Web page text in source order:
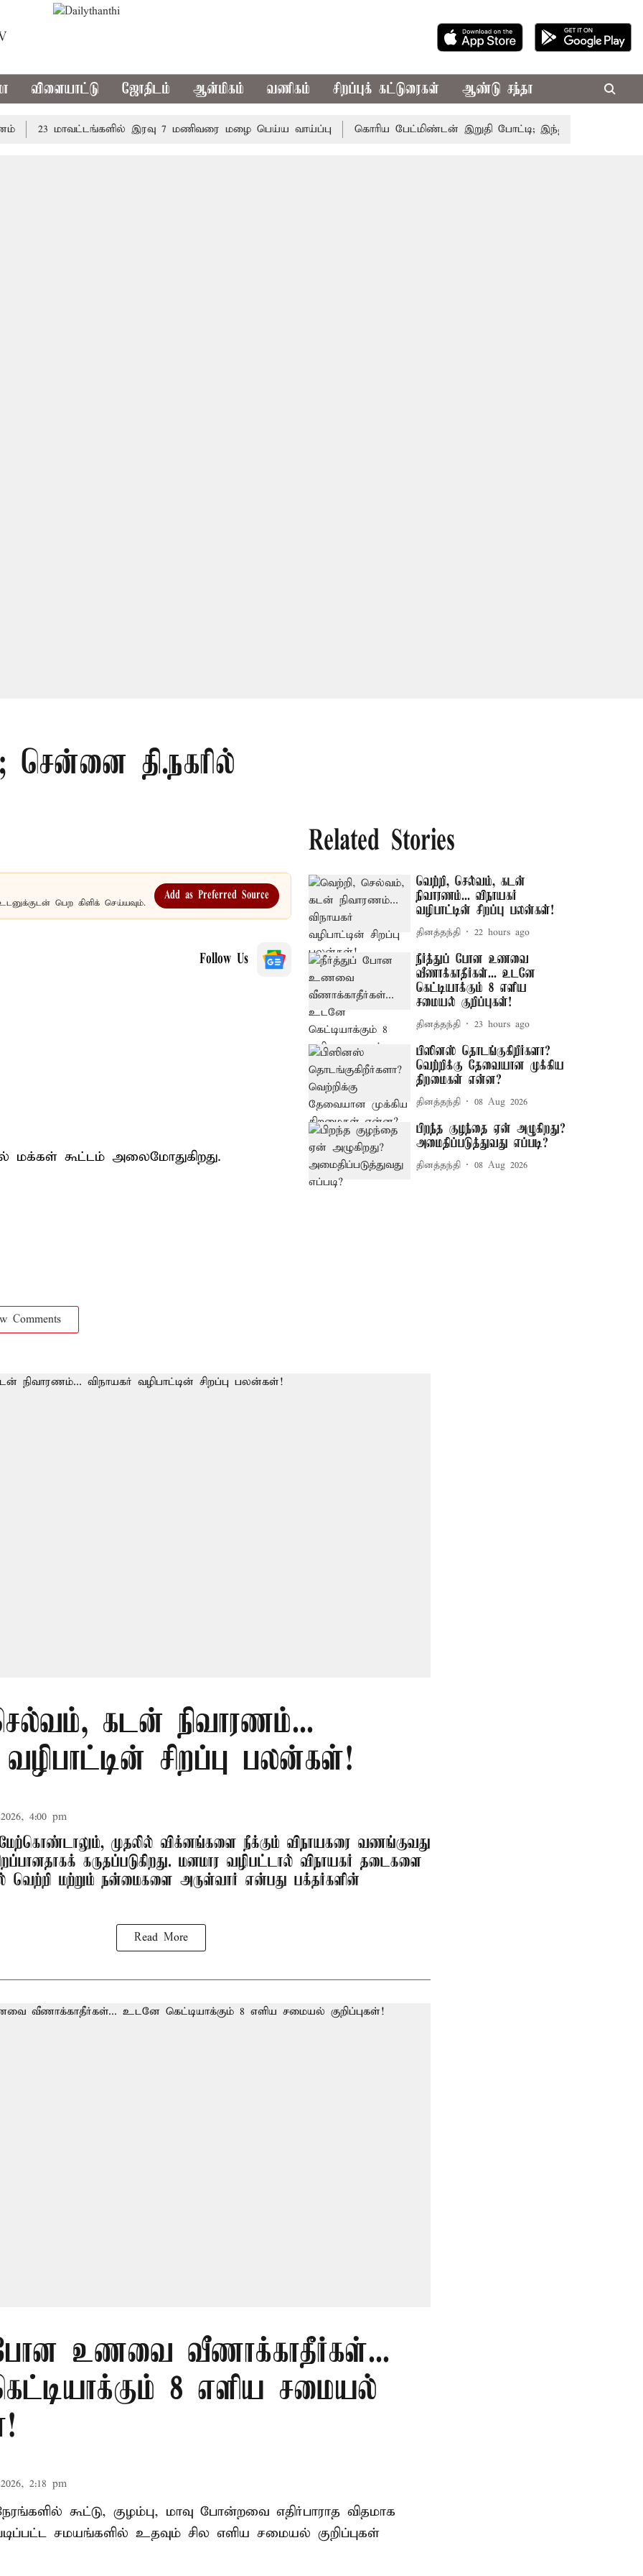
விளையாட்டு ஜோதிடம் ஆன்மிகம் வணிகம் சிறப்புக் கட்டுரைகள் ஆண்டு சந்தா
23 மாவட்டங்களில் இரவு 7 மணிவரை மழை பெய்ய வாய்ப்பு கொரிய பேட்மிண்டன் இறுதி போட்டி; இந்திய வீராங்கனை
சென்னை தி.நகரில்
பெற கிளிக் செய்யவும்.
Add as Preferred Source
Follow Us
மக்கள் கூட்டம் அலைமோதுகிறது.
Comments
Related Stories
வெற்றி, செல்வம், கடன்
நிவாரணம்... விநாயகர்
வழிபாட்டின் சிறப்பு பலன்கள்!
தினத்தந்தி 22 hours ago
நீர்த்துப் போன உணவை
வீணாக்காதீர்கள்... உடனே
கெட்டியாக்கும் 8 எளிய
சமையல் குறிப்புகள்!
தினத்தந்தி 23 hours ago
பிஸினஸ் தொடங்குகிறீர்களா?
வெற்றிக்கு தேவையான முக்கிய
திறமைகள் என்ன?
தினத்தந்தி 08 Aug 2026
பிறந்த குழந்தை ஏன் அழுகிறது?
அமைதிப்படுத்துவது எப்படி?
தினத்தந்தி 08 Aug 2026
கடன் நிவாரணம்...
வழிபாட்டின் சிறப்பு பலன்கள்!
4:00 pm
முதலில் விக்னங்களை நீக்கும் விநாயகரை வணங்குவது
கருதப்படுகிறது. மனமார வழிபட்டால் விநாயகர் தடைகளை
வெற்றி மற்றும் நன்மைகளை அருள்வார் என்பது பக்தர்களின்
Read More
போன உணவை வீணாக்காதீர்கள்...
8 எளிய சமையல்
2:18 pm
கூட்டு, குழம்பு, மாவு போன்றவை எதிர்பாராத விதமாக
சமயங்களில் உதவும் சில எளிய சமையல் குறிப்புகள்